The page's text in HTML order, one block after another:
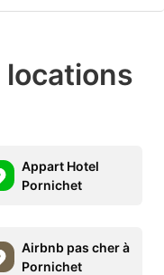
Appart Hotel
Pornichet
Airbnb pas cher à
Pornichet